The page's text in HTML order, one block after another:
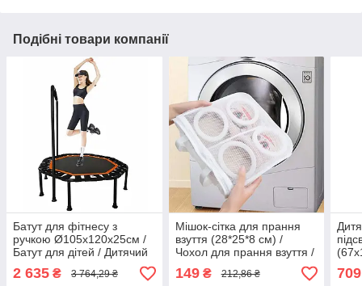
Подібні товари компанії
Батут для фітнесу з
ручкою Ø105х120х25см /
Батут для дітей / Дитячий
батут з поручнем / Фітнес
батут / Батут з тримачем
2 635 ₴ 3 764,29 ₴
Мішок-сітка для прання
взуття (28*25*8 см) /
Чохол для прання взуття /
Мішок для прання взуття
149₴ 212,86 ₴ 709